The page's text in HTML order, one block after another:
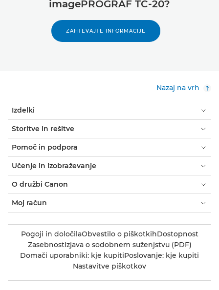
imagePROGRAF TC-20?
ZAHTEVAJTE INFORMACIJE
Nazaj na vrh
Izdelki
Storitve in rešitve
Pomoč in podpora
Učenje in izobraževanje
O družbi Canon
Moj račun
Pogoji in določilaObvestilo o piškotkihDostopnost
ZasebnostIzjava o sodobnem suženjstvu (PDF)
Domači uporabniki: kje kupitiPoslovanje: kje kupiti
Nastavitve piškotkov